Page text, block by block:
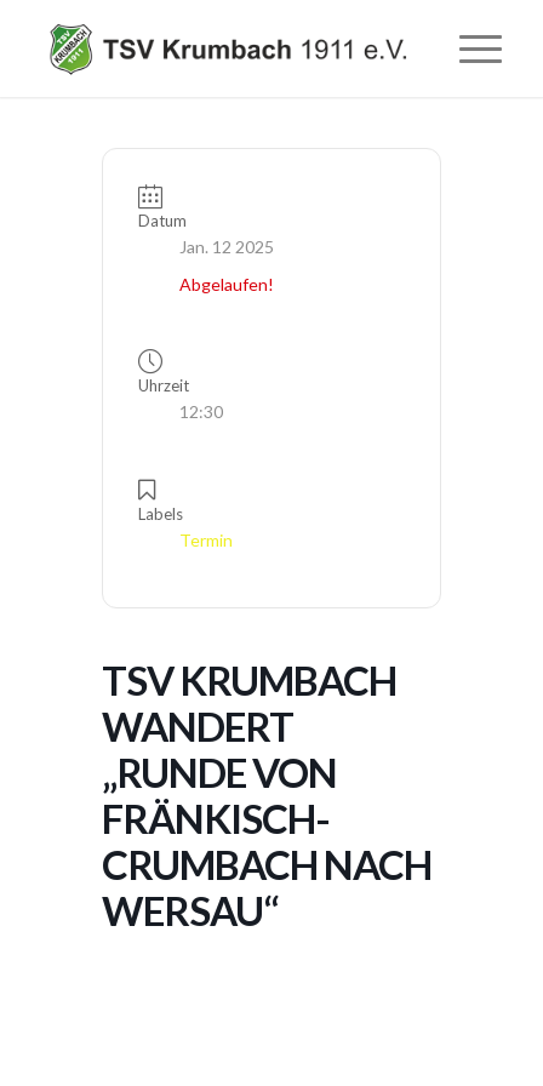
Datum
Jan. 12 2025
Abgelaufen!
Uhrzeit
12:30
Labels
Termin
TSV KRUMBACH
WANDERT
„RUNDE VON
FRÄNKISCH-
CRUMBACH NACH
WERSAU“